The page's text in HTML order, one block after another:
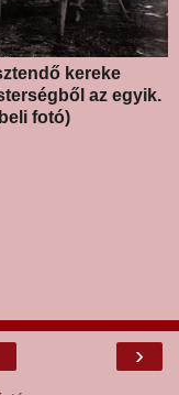
kereke
az egyik.
fotó)
›